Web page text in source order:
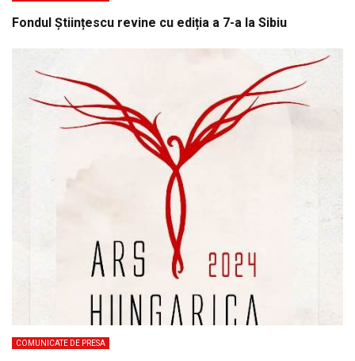
Fondul Științescu revine cu ediția a 7-a la Sibiu
COMUNICATE DE PRESA